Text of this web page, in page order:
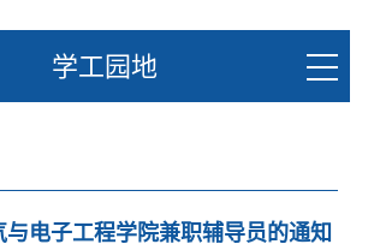
学工园地
与电子工程学院兼职辅导员的通知